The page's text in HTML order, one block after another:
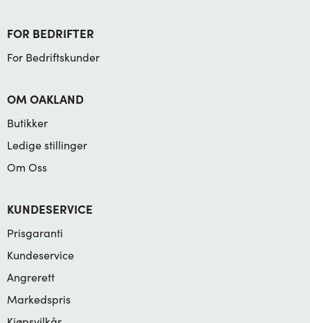
FOR BEDRIFTER
For Bedriftskunder
OM OAKLAND
Butikker
Ledige stillinger
Om Oss
KUNDESERVICE
Prisgaranti
Kundeservice
Angrerett
Markedspris